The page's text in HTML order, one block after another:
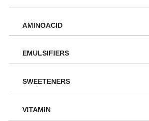
NewsAMINOACID
EMULSIFIERS
SWEETENERS
VITAMIN